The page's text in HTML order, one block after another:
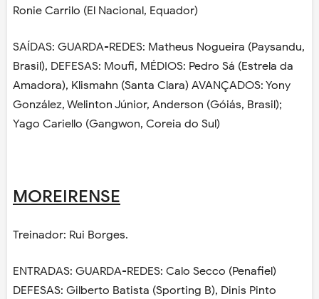
Ronie Carrilo (El Nacional, Equador)
SAÍDAS: GUARDA-REDES: Matheus Nogueira (Paysandu,
Brasil), DEFESAS: Moufi, MÉDIOS: Pedro Sá (Estrela da
Amadora), Klismahn (Santa Clara) AVANÇADOS: Yony
González, Welinton Júnior, Anderson (Góiás, Brasil);
Yago Cariello (Gangwon, Coreia do Sul)
MOREIRENSE
Treinador: Rui Borges.
ENTRADAS: GUARDA-REDES: Calo Secco (Penafiel)
DEFESAS: Gilberto Batista (Sporting B), Dinis Pinto